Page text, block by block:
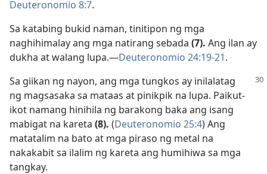
Deuteronomio 8:7.
Sa katabing bukid naman, tinitipon ng mga
naghihimalay ang mga natirang sebada (7). Ang ilan ay
dukha at walang lupa.​—Deuteronomio 24:19-21.
Sa giikan ng nayon, ang mga tungkos ay inilalatag
ng magsasaka sa mataas at pinikpik na lupa. Paikut-
ikot namang hinihila ng barakong baka ang isang
mabigat na kareta (8). (Deuteronomio 25:4) Ang
matatalim na bato at mga piraso ng metal na
nakakabit sa ilalim ng kareta ang humihiwa sa mga
tangkay.